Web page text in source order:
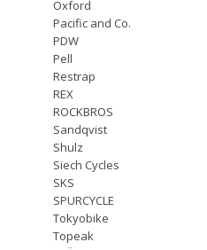
Oxford
Pacific and Co.
PDW
Pell
Restrap
REX
ROCKBROS
Sandqvist
Shulz
Siech Cycles
SKS
SPURCYCLE
Tokyobike
Topeak